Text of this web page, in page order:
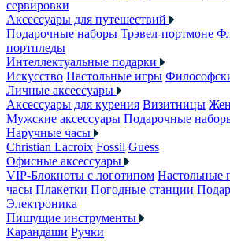
сервировки
Аксессуары для путешествий
Подарочные наборы Трэвел-портмоне
портпледы
Интеллектуальные подарки
Искусство Настольные игры
Личные аксессуары
Аксессуары для курения Визитницы
Мужские аксессуары Подарочные
Наручные часы
Christian Lacroix Fossil Guess
Офисные аксессуары
VIP-Блокноты с логотипом Настольные
часы Плакетки Погодные станции
Электроника
Пишущие инструменты
Карандаши Ручки